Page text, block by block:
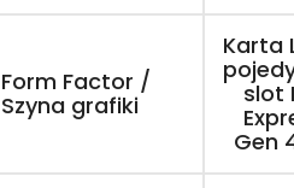
Form Factor /
Szyna grafiki
Karta
slot
Gen